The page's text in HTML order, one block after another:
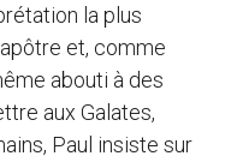
la plus
et, comme
abouti à des
aux Galates,
Paul insiste sur